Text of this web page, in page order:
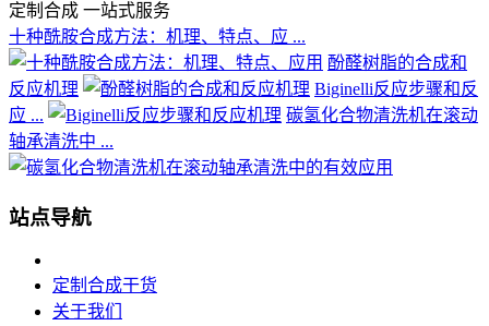
定制合成 一站式服务
十种酰胺合成方法：机理、特点、应 ...
酚醛树脂的合成和
反应机理
Biginelli反应步骤和反
应 ...
碳氢化合物清洗机在滚动
轴承清洗中 ...
站点导航
定制合成干货
关于我们